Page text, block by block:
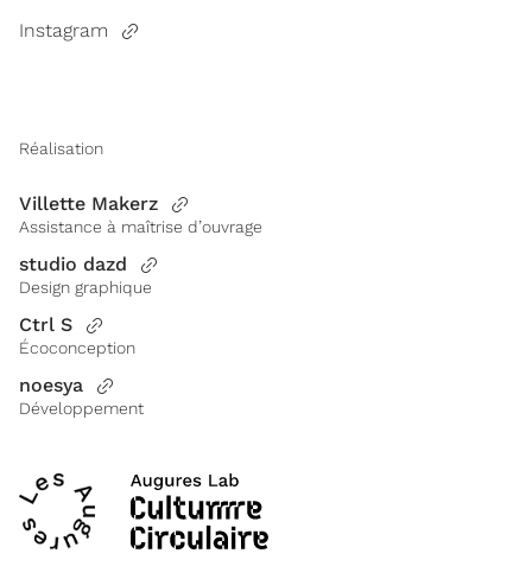
Instagram
Réalisation
Villette Makerz
Assistance à maîtrise d’ouvrage
studio dazd
Design graphique
Ctrl S
Écoconception
noesya
Développement